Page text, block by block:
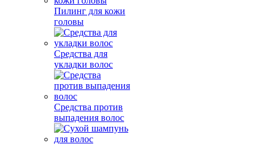
Пилинг для кожи
головы
Средства для
укладки волос
Средства против
выпадения волос